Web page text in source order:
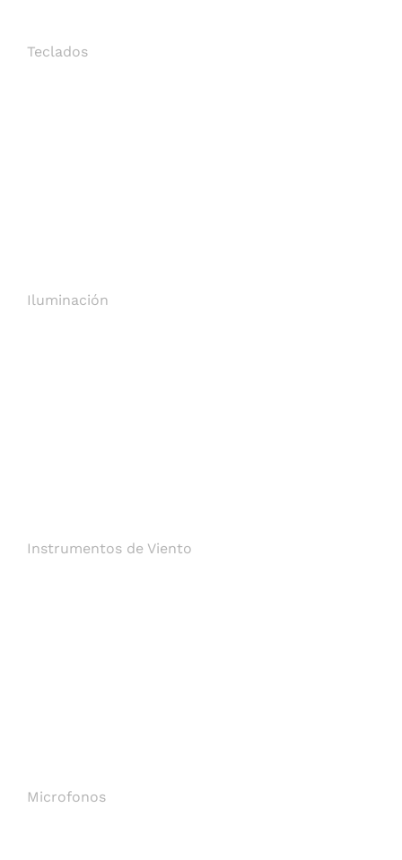
Teclados
Iluminación
Instrumentos de Viento
Microfonos